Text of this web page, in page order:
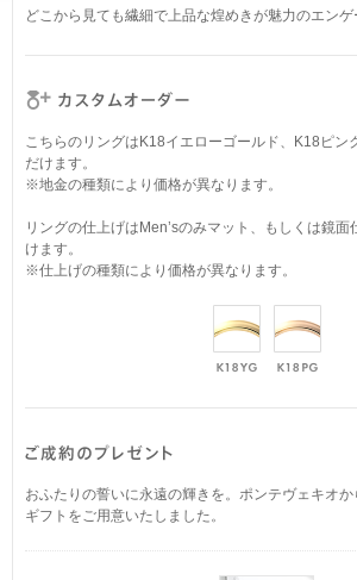
どこから見ても繊細で上品な煌めきが魅力のエンゲ
こちらのリングはK18イエローゴールド、K18ピン
だけます。
※地金の種類により価格が異なります。
リングの仕上げはMen’sのみマット、もしくは鏡
けます。
※仕上げの種類により価格が異なります。
おふたりの誓いに永遠の輝きを。ポンテヴェキオ
ギフトをご用意いたしました。